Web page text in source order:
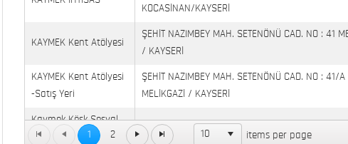
KOCASİNAN/KAYSERİ
KAYMEK Kent Atölyesi
ŞEHİT NAZIMBEY MAH. SETENÖNÜ CAD. NO : 41
/ KAYSERİ
KAYMEK Kent Atölyesi
-Satış Yeri
ŞEHİT NAZIMBEY MAH. SETENÖNÜ CAD. NO : 41/A
MELİKGAZİ / KAYSERİ
Kaymek Köşk Sosyal
Yaşam Merkezi
Köşk Mahallesi, Orgeneral Eşref Bitlis Bulvarı,
1 2 10 items per page